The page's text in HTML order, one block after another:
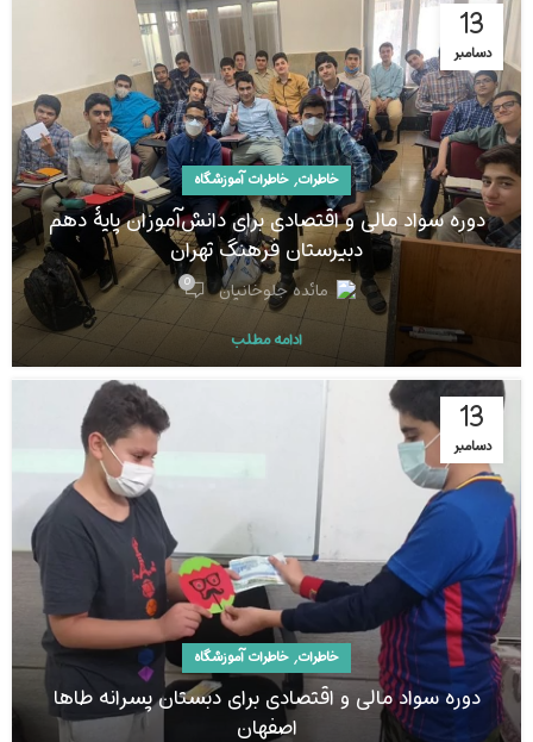
13
دسامبر
خاطرات, خاطرات آموزشگاه
دوره سواد مالی و اقتصادی برای دانش‌آموزان پایۀ دهم
دبیرستان فرهنگ تهران
مائده جلوخانیان 0
ادامه مطلب
13
دسامبر
خاطرات, خاطرات آموزشگاه
دوره سواد مالی و اقتصادی برای دبستان پسرانه طاها
اصفهان